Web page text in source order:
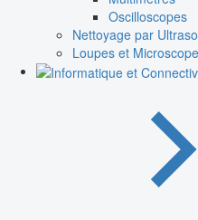
Oscilloscopes
Nettoyage par
Loupes et